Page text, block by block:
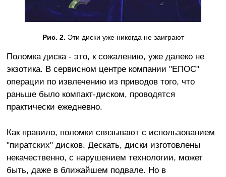
Рис. 2. Эти диски уже никогда не заиграют
Поломка диска - это, к сожалению, уже далеко не
экзотика. В сервисном центре компании "ЕПОС"
операции по извлечению из приводов того, что
раньше было компакт-диском, проводятся
практически ежедневно.
Как правило, поломки связывают с использованием
"пиратских" дисков. Дескать, диски изготовлены
некачественно, с нарушением технологии, может
быть, даже в ближайшем подвале. Но в